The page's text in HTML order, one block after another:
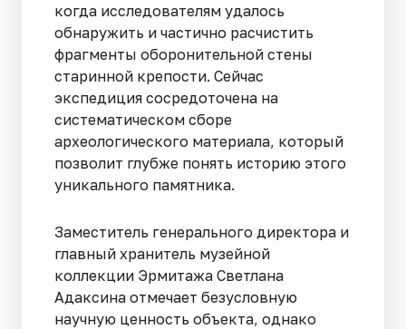
когда исследователям удалось
обнаружить и частично расчистить
фрагменты оборонительной стены
старинной крепости. Сейчас
экспедиция сосредоточена на
систематическом сборе
археологического материала, который
позволит глубже понять историю этого
уникального памятника.
Заместитель генерального директора и
главный хранитель музейной
коллекции Эрмитажа Светлана
Адаксина отмечает безусловную
научную ценность объекта, однако